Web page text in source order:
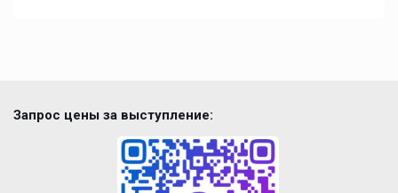
Запрос цены за выступление: